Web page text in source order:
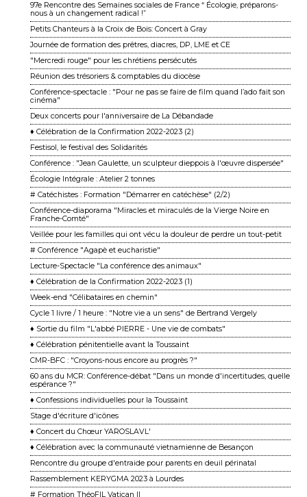
97e Rencontre des Semaines sociales de France “ Écologie, préparons-
nous à un changement ra dical !”
Petits Chanteurs à la Croix de Bois: Concert à Gray
Journée de formation des prêtres, diacres, DP, LME et CE
"Mercredi rouge" pour les chrétiens persécutés
Réunion des trésoriers & comptables du diocèse
Conférence-spectacle : "Pour ne pas se faire de film quand l’ado fait son
cinéma"
Deux concerts pour l'anniversaire de La Débandade
♦ Célébration de la Confirmation 2022-2023 (2)
Festisol, le festival des Solidarités
Conférence : "Jean Gaulette, un sculpteur dieppois à l'œuvre dispersée"
Écologie Intégrale : Atelier 2 tonnes
# Catéchistes : Formation "Démarrer en catéchèse" (2/2)
Conférence-diaporama "Miracles et miraculés de la Vierge Noire en
Franche-Comté"
Veillée pour les familles qui ont vécu la douleur de perdre un tout-petit
# Conférence "Agapè et eucharistie"
Lecture-Spectacle "La conférence des animaux"
♦ Célébration de la Confirmation 2022-2023 (1)
Week-end "Célibataires en chemin"
Cycle 1 livre / 1 heure : "Notre vie a un sens" de Bertrand Vergely
♦ Sortie du film "L'abbé PIERRE - Une vie de combats"
♦ Célébration pénitentielle avant la Toussaint
CMR-BFC : "Croyons-nous encore au progrès ?"
60 ans du MCR: Conférence-débat "Dans un monde d'incertitudes, quelle
espérance ?"
♦ Confessions individuelles pour la Toussaint
Stage d'écriture d'icônes
♦ Concert du Chœur YAROSLAVL'
♦ Célébration avec la communauté vietnamienne de Besançon
Rencontre du groupe d'entraide pour parents en deuil périnatal
Rassemblement KERYGMA 2023 à Lourdes
# Formation ThéoFIL Vatican II